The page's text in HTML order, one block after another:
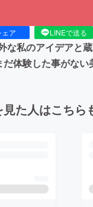
ェア LINEで送る
な私のアイデアと
体験した事がな
た人はこちら